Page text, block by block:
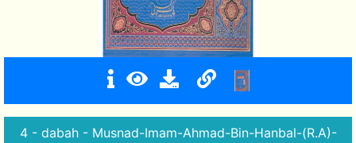
4 - dabah - Musnad-Imam-Ahmad-Bin-Hanbal-(R.A)-